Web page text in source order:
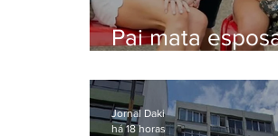
Pai mata
funeral
Jornal Daki
há 18 horas